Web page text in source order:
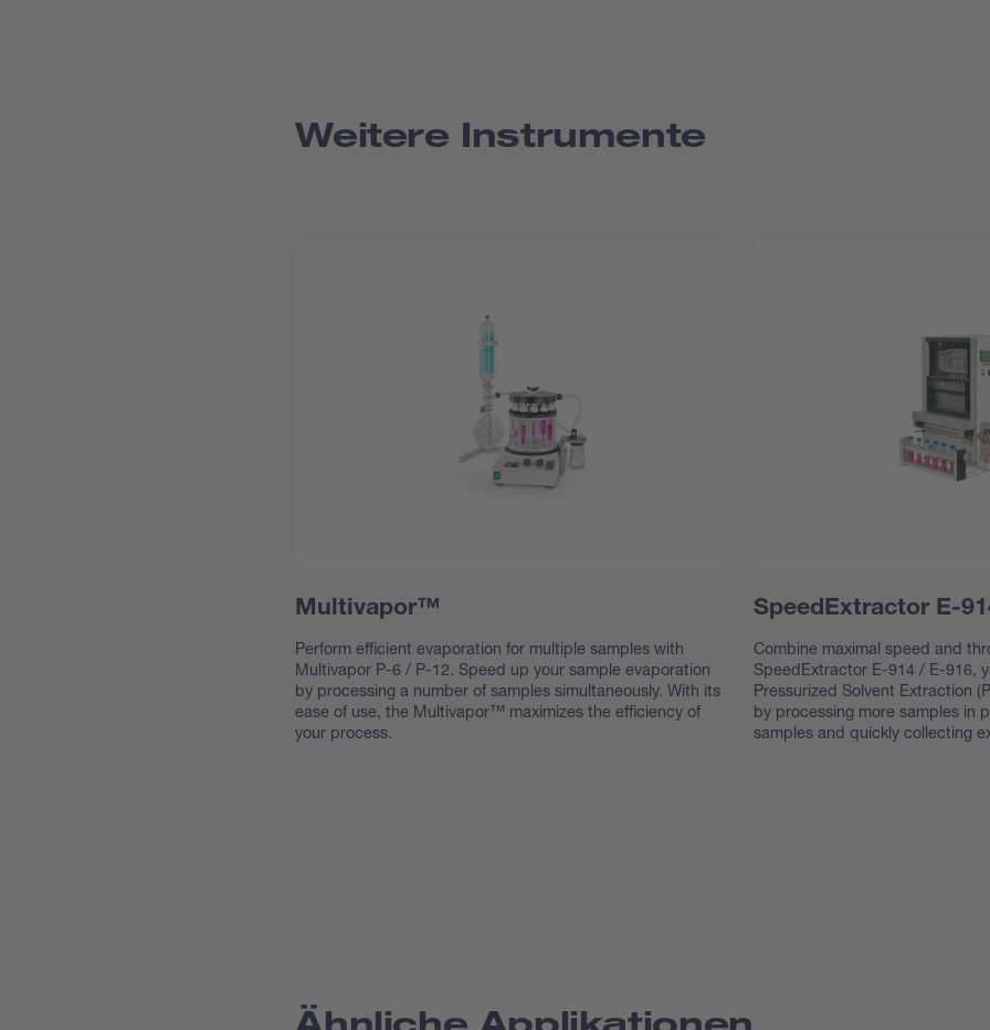
Weitere Instrumente
Multivapor™
Perform efficient evaporation for multiple samples with
Multivapor P-6 / P-12. Speed up your sample evaporation
by processing a number of samples simultaneously. With its
ease of use, the Multivapor™ maximizes the efficiency of
your process.
SpeedExtractor E-
Combine maximal speed and
SpeedExtractor E-914 / E-916,
Pressurized Solvent Extraction
by processing more samples in
samples and quickly collecting